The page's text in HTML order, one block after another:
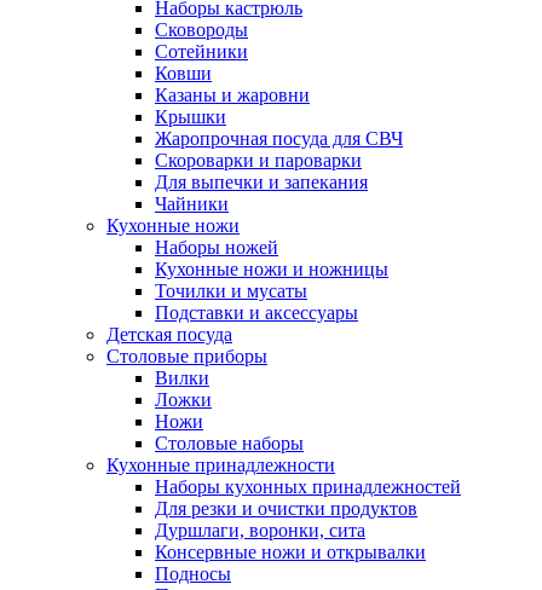
Наборы кастрюль
Сковороды
Сотейники
Ковши
Казаны и жаровни
Крышки
Жаропрочная посуда для СВЧ
Скороварки и пароварки
Для выпечки и запекания
Чайники
Кухонные ножи
Наборы ножей
Кухонные ножи и ножницы
Точилки и мусаты
Подставки и аксессуары
Детская посуда
Столовые приборы
Вилки
Ложки
Ножи
Столовые наборы
Кухонные принадлежности
Наборы кухонных принадлежностей
Для резки и очистки продуктов
Дуршлаги, воронки, сита
Консервные ножи и открывалки
Подносы